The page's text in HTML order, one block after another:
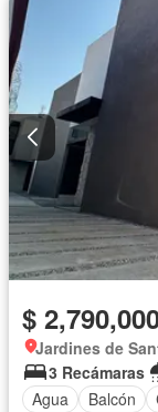
$
Jardines de
3 Recámaras
Agua
Balcón